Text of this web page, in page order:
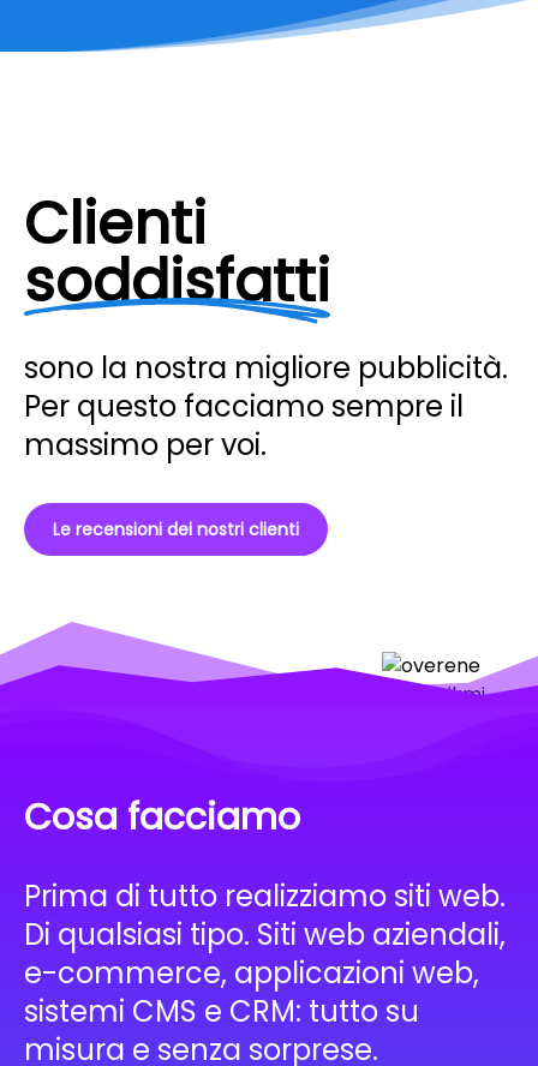
Clienti
soddisfatti
sono la nostra migliore pubblicità.
Per questo facciamo sempre il
massimo per voi.
Le recensioni dei nostri clienti
Cosa facciamo
Prima di tutto realizziamo siti web.
Di qualsiasi tipo. Siti web aziendali,
e-commerce, applicazioni web,
sistemi CMS e CRM: tutto su
misura e senza sorprese.